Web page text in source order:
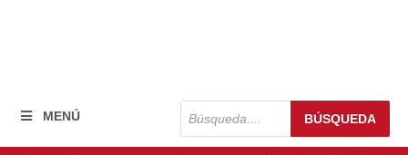
MENÚ
Búsqueda
de
productos
BÚSQUEDA